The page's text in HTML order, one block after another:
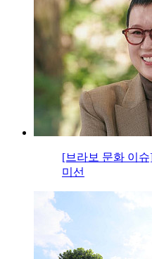
[브라보 문화 이
미선